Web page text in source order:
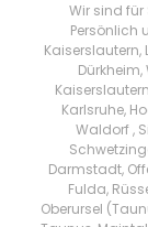
Wir sind
Persönlich
Kaiserslautern,
Karlsruhe,
Waldorf ,
Darmstadt,
Fulda,
Oberursel